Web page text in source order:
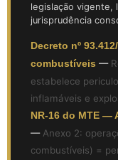
legislação vigente,
jurisprudência
Decreto nº
combustíveis —
estabelece
inflamáveis e
NR-16 do MTE —
— Anexo 2:
combustíveis) =